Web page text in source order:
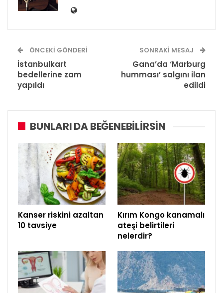
ÖNCEKI GÖNDERI
İstanbulkart
bedellerine zam
yapıldı
SONRAKI MESAJ
Gana’da ‘Marburg
humması’ salgını ilan
edildi
BUNLARI DA BEĞENEBILIRSIN
Kanser riskini azaltan
10 tavsiye
Kırım Kongo kanamalı
ateşi belirtileri
nelerdir?